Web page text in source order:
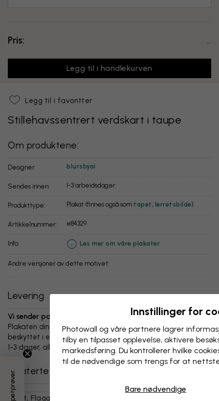
Pris:
Legg til i handlekurven
Legg til i favoritter
Stillehavssentrert verdskart i taupe
Om produktene:
Designer: blursbyai
Sendes innen: 1-3 arbeidsdager
Produkttype: Plakat (finnes også som tapet lerretsbilde)
Artikkelnummer: e84329
info: Les mer om våre plakater
Andre versjoner av dette motivet:
Levering
Vi sender pakken innen 1-3 dager:
Plakaten din og alt tilbehør er nøye pakket og levert
beskyttet i en slitesterk bølgepappboks. Pakken sendes innen
1-3 dager, alltid med fri frakt.
Relaterte kategorier
Kart, Flagg Og Steder
Innstillinger for
Photowall og våre partnere lagrer
tilby en tilpasset opplevelse, aktivere
markedsføring. Du kontrollerer hvilke
til de nødvendige som trengs for at
Bare nødvendige